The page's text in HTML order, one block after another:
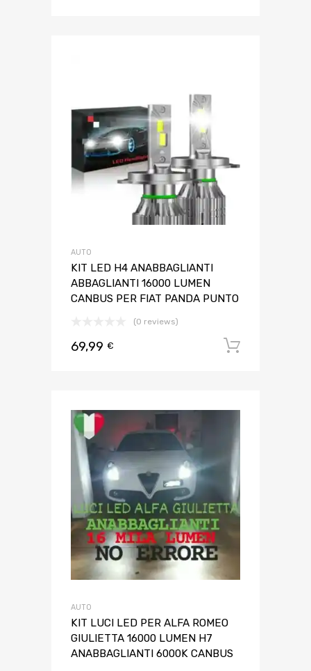
AUTO
KIT LED H4 ANABBAGLIANTI
ABBAGLIANTI 16000 LUMEN
CANBUS PER FIAT PANDA PUNTO
(0 reviews)
69,99 €
AUTO
KIT LUCI LED PER ALFA ROMEO
GIULIETTA 16000 LUMEN H7
ANABBAGLIANTI 6000K CANBUS